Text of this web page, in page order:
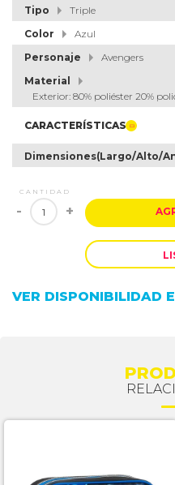
Tipo
Triple
Color
Azul
Personaje
Avengers
Material
Exterior: 80% poliéster 20%
CARACTERÍSTICAS
Dimensiones(Largo/Alto/
CANTIDAD
- +
VER DISPONIBILIDAD